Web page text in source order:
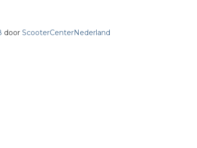
door ScooterCenterNederland